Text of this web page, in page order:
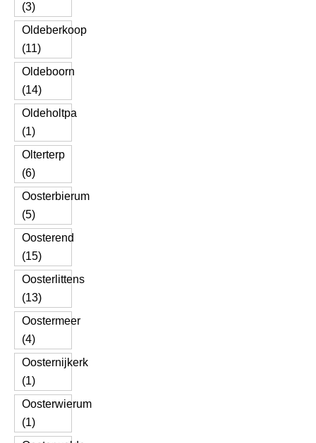
(3)
Oldeberkoop
(11)
Oldeboorn
(14)
Oldeholtpa
(1)
Olterterp
(6)
Oosterbierum
(5)
Oosterend
(15)
Oosterlittens
(13)
Oostermeer
(4)
Oosternijkerk
(1)
Oosterwierum
(1)